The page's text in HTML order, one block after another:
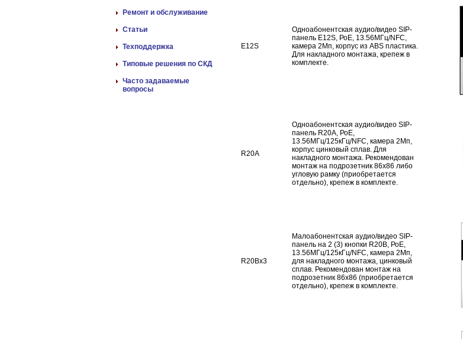
Ремонт и обслуживание
Статьи
Техподдержка
Типовые решения по СКД
Часто задаваемые
вопросы
E12S
Одноабонентская аудио/видео SIP-
панель E12S, РоЕ, 13.56МГц/NFC,
камера 2Мп, корпус из ABS пластика.
Для накладного монтажа, крепеж в
комплекте.
R20A
Одноабонентская аудио/видео SIP-
панель R20A, РоЕ,
13.56МГц/125кГц/NFC, камера 2Мп,
корпус цинковый сплав. Для
накладного монтажа. Рекомендован
монтаж на подрозетник 86х86 либо
угловую рамку (приобретается
отдельно), крепеж в комплекте.
R20Bx3
Малоабонентская аудио/видео SIP-
панель на 2 (3) кнопки R20B, РоЕ,
13.56МГц/125кГц/NFC, камера 2Мп,
для накладного монтажа, цинковый
сплав. Рекомендован монтаж на
подрозетник 86х86 (приобретается
отдельно), крепеж в комплекте.